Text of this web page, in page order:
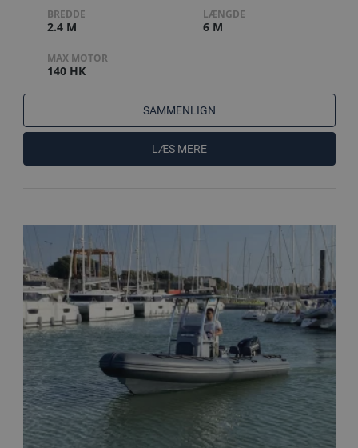
BREDDE
2.4 M
LÆNGDE
6 M
MAX MOTOR
140 HK
SAMMENLIGN
LÆS MERE